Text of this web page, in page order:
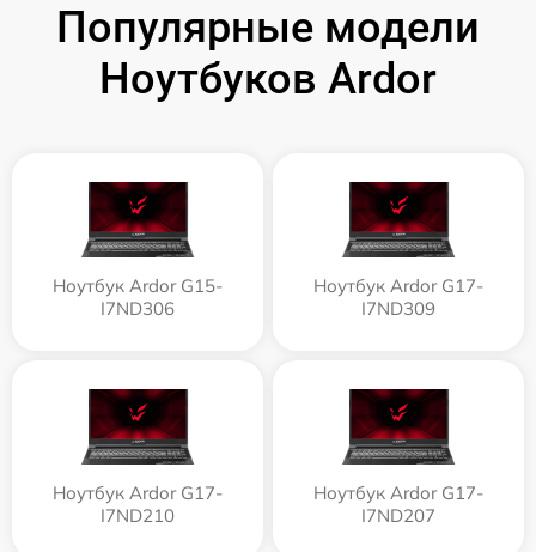
Популярные модели
Ноутбуков Ardor
Ноутбук Ardor G15-
I7ND306
Ноутбук Ardor G17-
I7ND309
Ноутбук Ardor G17-
I7ND210
Ноутбук Ardor G17-
I7ND207